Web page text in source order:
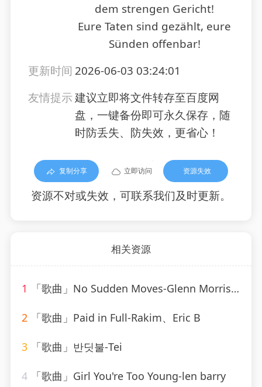
dem strengen Gericht!
Eure Taten sind gezählt, eure
Sünden offenbar!
更新时间 2026-06-03 03:24:01
友情提示建议立即将文件转存至百度网
盘，一键备份即可永久保存，随
时防丢失、防失效，更省心！
复制分享 立即访问 资源失效
资源不对或失效，可联系我们及时更新。
相关资源
1 「歌曲」No Sudden Moves-Glenn Morrison
2 「歌曲」Paid in Full-Rakim、Eric B
3 「歌曲」반딧불-Tei
4 「歌曲」Girl You're Too Young-len barry